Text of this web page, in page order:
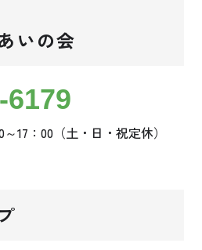
いの会
6179
17：00（土・日・祝定休）